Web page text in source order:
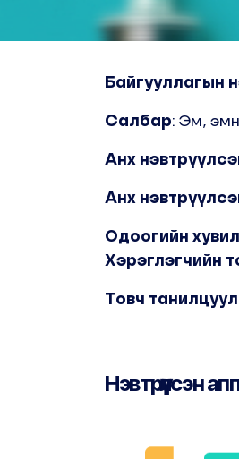
Байгууллагын
Салбар: Эм,
Анх
Анх
Одоогийн
Хэрэглэгчийн
Товч
Нэвтрүүлсэн